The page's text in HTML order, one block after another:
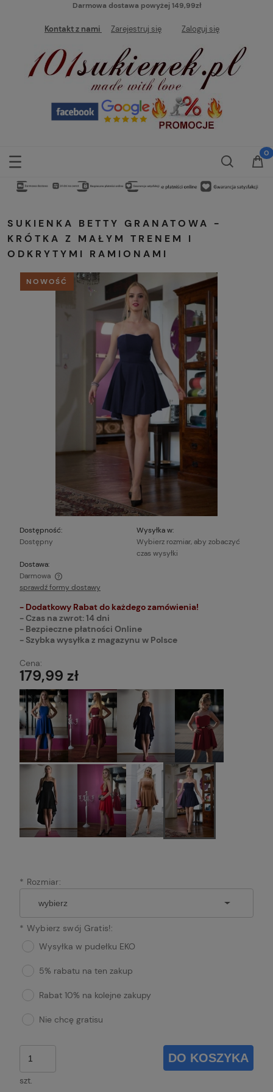
Darmowa dostawa powyżej 149,99zł
Kontakt z nami Zarejestruj się Zaloguj się
SUKIENKA BETTY GRANATOWA -
KRÓTKA Z MAŁYM TRENEM I
ODKRYTYMI RAMIONAMI
NOWOŚĆ
Dostępność:
Dostępny
Wysyłka w:
Wybierz rozmiar, aby zobaczyć
czas wysyłki
Dostawa:
Darmowa
Cena nie zawiera ewentualnych kosztów płatności
sprawdź formy dostawy
- Dodatkowy Rabat do każdego zamówienia!
- Czas na zwrot: 14 dni
- Bezpieczne płatności Online
- Szybka wysyłka z magazynu w Polsce
Cena:
179,99 zł
* Rozmiar:
* Wybierz swój Gratis!:
Wysyłka w pudełku EKO
5% rabatu na ten zakup
Rabat 10% na kolejne zakupy
Nie chcę gratisu
szt.
DO KOSZYKA